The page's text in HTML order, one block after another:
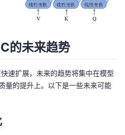
的未来趋势
速扩展，未来的趋势将集中在模型
量的提升上。以下是一些未来可能